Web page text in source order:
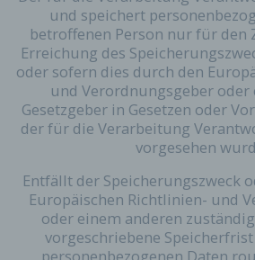
und speichert
betroffenen Person nur für den
Erreichung des
oder sofern dies durch den
und Verordnungsgeber oder
Gesetzgeber in Gesetzen oder
der für die Verarbeitung
vorgesehen
Entfällt der Speicherungszweck
Europäischen Richtlinien- und
oder einem anderen
vorgeschriebene
Mittels eines Cookies können
und Angebote auf unserer
des Benutzers optimiert
ermöglichen uns, wie bereits
Benutzer unserer Internetseite
Zweck dieser
Nutzern die Verwendung
erleichtern. Der Benutzer einer
Cookies verwendet, muss
Zugangsdaten eingeben,
Internetseite und dem auf dem
des Benutzers abgelegten
wird. Ein weiteres Beispiel ist